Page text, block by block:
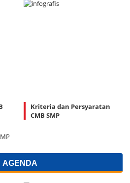
Kriteria dan Persyaratan
CMB SMP
AGENDA